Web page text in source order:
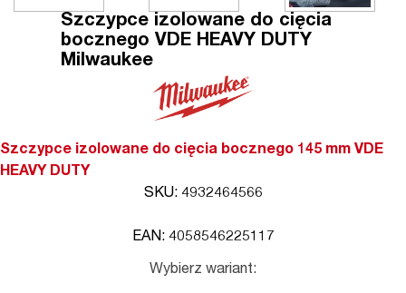
Szczypce izolowane do cięcia
bocznego VDE HEAVY DUTY
Milwaukee
Szczypce izolowane do cięcia bocznego 145 mm VDE
HEAVY DUTY
SKU: 4932464566
EAN: 4058546225117
Wybierz wariant: